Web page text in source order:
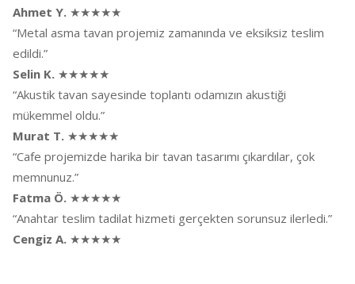
Ahmet Y. ★★★★★
“Metal asma tavan projemiz zamanında ve eksiksiz teslim
edildi.”
Selin K. ★★★★★
“Akustik tavan sayesinde toplantı odamızın akustiği
mükemmel oldu.”
Murat T. ★★★★★
“Cafe projemizde harika bir tavan tasarımı çıkardılar, çok
memnunuz.”
Fatma Ö. ★★★★★
“Anahtar teslim tadilat hizmeti gerçekten sorunsuz ilerledi.”
Cengiz A. ★★★★★